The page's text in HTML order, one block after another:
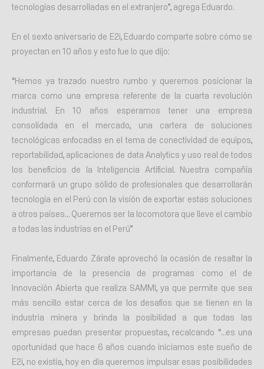
tecnologías desarrolladas en el extranjero”, agrega Eduardo.
En el sexto aniversario de E2i, Eduardo comparte sobre cómo se
proyectan en 10 años y esto fue lo que dijo:
“Hemos ya trazado nuestro rumbo y queremos posicionar la
marca como una empresa referente de la cuarta revolución
industrial. En 10 años esperamos tener una empresa
consolidada en el mercado, una cartera de soluciones
tecnológicas enfocadas en el tema de conectividad de equipos,
reportabilidad, aplicaciones de data Analytics y uso real de todos
los beneficios de la Inteligencia Artificial. Nuestra compañía
conformará un grupo sólido de profesionales que desarrollarán
tecnología en el Perú con la visión de exportar estas soluciones
a otros países… Queremos ser la locomotora que lleve el cambio
a todas las industrias en el Perú”
Finalmente, Eduardo Zárate aprovechó la ocasión de resaltar la
importancia de la presencia de programas como el de
Innovación Abierta que realiza SAMMI, ya que permite que sea
más sencillo estar cerca de los desafíos que se tienen en la
industria minera y brinda la posibilidad a que todas las
empresas puedan presentar propuestas, recalcando “…es una
oportunidad que hace 6 años cuando iniciamos este sueño de
E2i, no existía, hoy en día queremos impulsar esas posibilidades